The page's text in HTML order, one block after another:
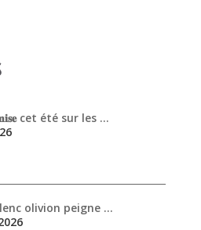
cet été sur les …
olivion peigne …